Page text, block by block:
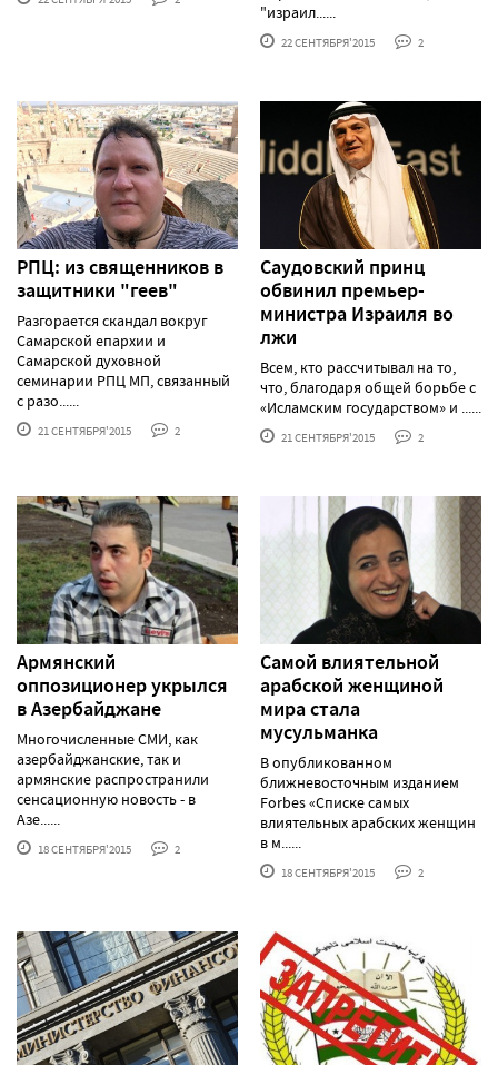
"израил......
22 СЕНТЯБРЯ'2015 2
РПЦ: из священников в
защитники "геев"
Разгорается скандал вокруг
Самарской епархии и
Самарской духовной
семинарии РПЦ МП, связанный
с разо......
21 СЕНТЯБРЯ'2015 2
Саудовский принц
обвинил премьер-
министра Израиля во
лжи
Всем, кто рассчитывал на то,
что, благодаря общей борьбе с
«Исламским государством» и ......
21 СЕНТЯБРЯ'2015 2
Армянский
оппозиционер укрылся
в Азербайджане
Многочисленные СМИ, как
азербайджанские, так и
армянские распространили
сенсационную новость - в
Азе......
18 СЕНТЯБРЯ'2015 2
Самой влиятельной
арабской женщиной
мира стала
мусульманка
В опубликованном
ближневосточным изданием
Forbes «Списке самых
влиятельных арабских женщин
в м......
18 СЕНТЯБРЯ'2015 2